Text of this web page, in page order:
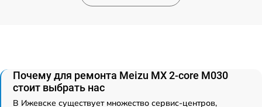
Почему для ремонта Meizu MX 2-core M030
стоит выбрать нас
В Ижевске существует множество сервис-центров,